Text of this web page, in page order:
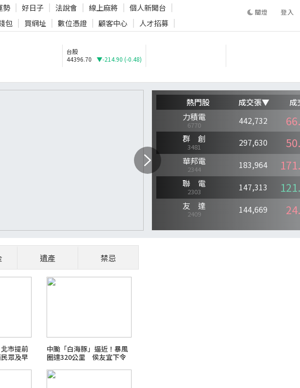
勢 好日子 法說會 線上麻將
個人新聞台
包 買網址 數位憑證 顧客中心 人才招募
登入
登入
台股
44396.70
▼-214.90 (-0.48)
遺產 禁忌
市提前
眾及早
中颱「白海豚」逼近！暴風
圈達320公里 侯友宜下令